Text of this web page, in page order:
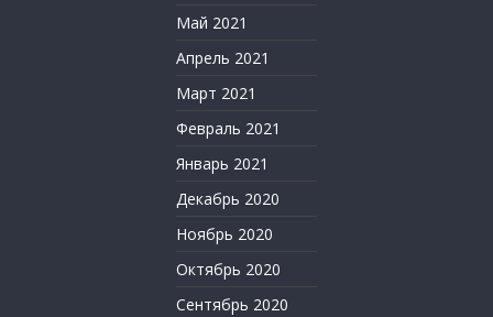
Май 2021
Апрель 2021
Март 2021
Февраль 2021
Январь 2021
Декабрь 2020
Ноябрь 2020
Октябрь 2020
Сентябрь 2020